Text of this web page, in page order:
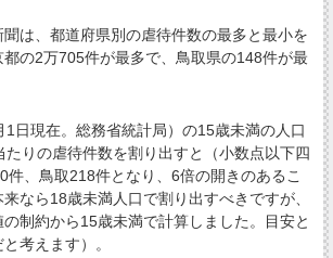
は、都道府県別の虐待件数の最多と最小を
の2万705件が最多で、鳥取県の148件が最
日現在。総務省統計局）の15歳未満の人口
たりの虐待件数を割り出すと（小数点以下四
件、鳥取218件となり、6倍の開きのあるこ
なら18歳未満人口で割り出すべきですが、
制約から15歳未満で計算しました。目安と
考えます）。